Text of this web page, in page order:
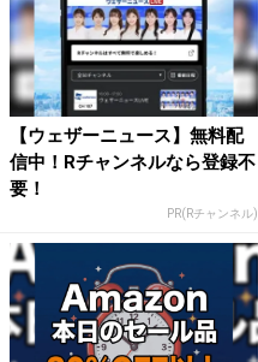
【ウェザーニュース】無料配
信中！Rチャンネルなら登録不
要！
PR(Rチャンネル)